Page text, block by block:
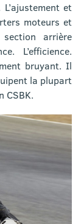
et
moteurs et
arrière
L’efficience.
bruyant. Il
la plupart
CSBK.